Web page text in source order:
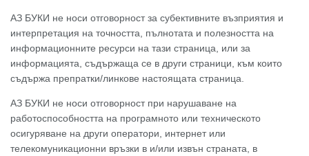
АЗ БУКИ не носи отговорност за субективните възприятия и
интерпретация на точността, пълнотата и полезността на
информационните ресурси на тази страница, или за
информацията, съдържаща се в други страници, към които
съдържа препратки/линкове настоящата страница.
АЗ БУКИ не носи отговорност при нарушаване на
работоспособността на програмното или техническото
осигуряване на други оператори, интернет или
телекомуникационни връзки в и/или извън страната, в